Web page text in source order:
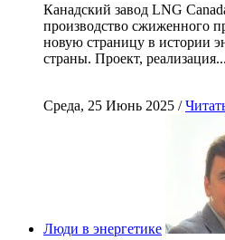
Канадский завод LNG
производство сжиженного
новую страницу в истории
страны. Проект, реализация...
Среда, 25 Июнь 2025 /
Люди в энергетике